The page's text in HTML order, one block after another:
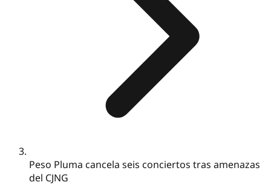
Peso Pluma cancela seis conciertos tras amenazas
del CJNG